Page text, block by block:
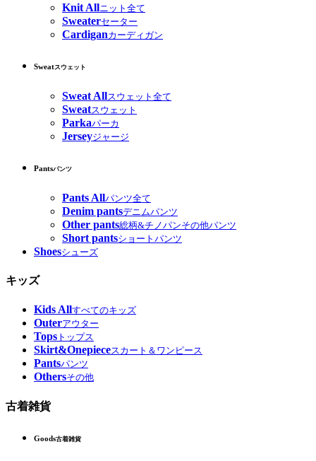
Knit Allニット全て
Sweaterセーター
Cardiganカーディガン
Sweatスウェット
Sweat Allスウェット全て
Sweatスウェット
Parkaパーカ
Jerseyジャージ
Pantsパンツ
Pants Allパンツ全て
Denim pantsデニムパンツ
Other pants総柄&チノパンその他パンツ
Short pantsショートパンツ
Shoesシューズ
キッズ
Kids Allすべてのキッズ
Outerアウター
Tops トップス
Skirt&Onepieceスカート＆ワンピース
Pantsパンツ
Othersその他
古着雑貨
Goods古着雑貨